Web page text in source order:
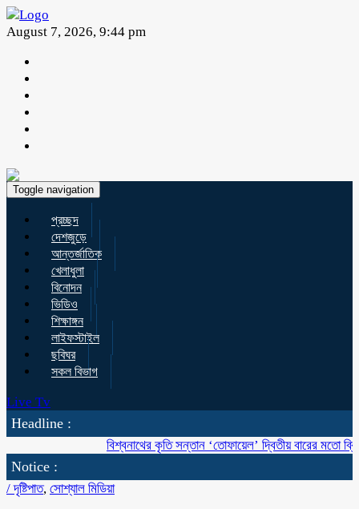
August 7, 2026, 9:44 pm
Toggle navigation
প্রচ্ছদ
দেশজুড়ে
আন্তর্জাতিক
খেলাধুলা
বিনোদন
ভিডিও
শিক্ষাঙ্গন
লাইফস্টাইল
ছবিঘর
সকল বিভাগ
Live Tv
Headline :
বিশ্বনাথের কৃতি সন্তান ‘তোফায়েল’ দ্বিতীয় বারের মতো ব্রিটিশ
Notice :
/দৃষ্টিপাত, সোশ্যাল মিডিয়া